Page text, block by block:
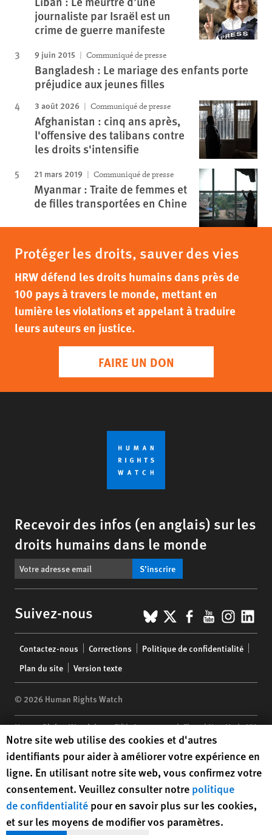
journaliste par Israël est un
crime de guerre manifeste
9 juin 2015 Communiqué de presse
Bangladesh : Le mariage des enfants porte
préjudice aux jeunes filles
3 août 2026 Communiqué de presse
Afghanistan : cinq ans après,
l'offensive des talibans contre
les droits s'intensifie
21 mars 2019 Communiqué de presse
Myanmar : Traite de femmes et
de filles transportées en Chine
Protéger les droits, sauver des vies
HRW défend les droits humains dans près de
100 pays à travers le monde, mettant en
lumière les violations et appelant à traduire
leurs auteurs en justice.
FAIRE UN DON
Recevoir des infos (en anglais) sur les
droits humains dans le monde
S’inscrire
Suivez-nous BlueSky
X Facebook
YouTube
menu
Contactez-nous Corrections
Politique de confidentialité
Plan du site
Version texte
© 2026 Human Rights Watch
Human Rights Watch| 350 Fifth Avenue, 34th Floor | New York,NY
10118-3299USA |t1.212.290.4700
Human Rights Watchis a 501(C)(3) nonprofit registered in the US
under EIN: 13-2875808
Human Rights Watch cookie preferences
Notre site web utilise des cookies et d'autres
identifiants pour aider à améliorer votre expérience en
ligne. En utilisant notre site web, vous confirmez votre
consentement. Veuillez consulter notre politique
de confidentialité pour en savoir plus sur les cookies,
et sur les moyens de modifier vos paramètres.